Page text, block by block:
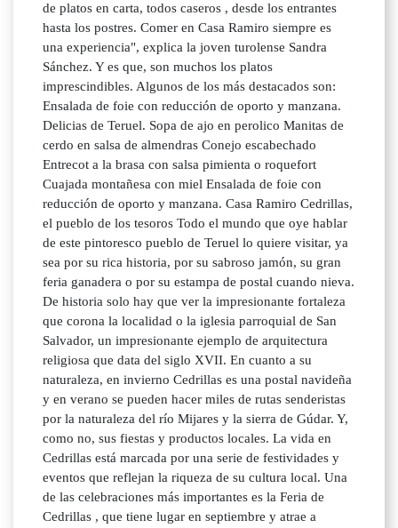
de platos en carta, todos caseros , desde los entrantes
hasta los postres. Comer en Casa Ramiro siempre es
una experiencia", explica la joven turolense Sandra
Sánchez. Y es que, son muchos los platos
imprescindibles. Algunos de los más destacados son:
Ensalada de foie con reducción de oporto y manzana.
Delicias de Teruel. Sopa de ajo en perolico Manitas de
cerdo en salsa de almendras Conejo escabechado
Entrecot a la brasa con salsa pimienta o roquefort
Cuajada montañesa con miel Ensalada de foie con
reducción de oporto y manzana. Casa Ramiro Cedrillas,
el pueblo de los tesoros Todo el mundo que oye hablar
de este pintoresco pueblo de Teruel lo quiere visitar, ya
sea por su rica historia, por su sabroso jamón, su gran
feria ganadera o por su estampa de postal cuando nieva.
De historia solo hay que ver la impresionante fortaleza
que corona la localidad o la iglesia parroquial de San
Salvador, un impresionante ejemplo de arquitectura
religiosa que data del siglo XVII. En cuanto a su
naturaleza, en invierno Cedrillas es una postal navideña
y en verano se pueden hacer miles de rutas senderistas
por la naturaleza del río Mijares y la sierra de Gúdar. Y,
como no, sus fiestas y productos locales. La vida en
Cedrillas está marcada por una serie de festividades y
eventos que reflejan la riqueza de su cultura local. Una
de las celebraciones más importantes es la Feria de
Cedrillas , que tiene lugar en septiembre y atrae a